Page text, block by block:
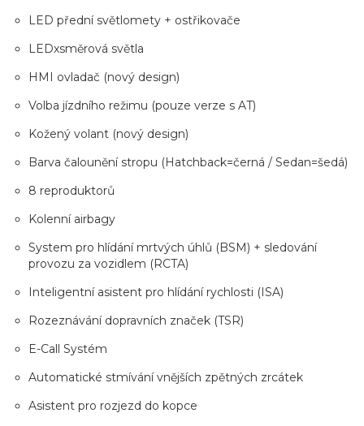
LED přední světlomety + ostřikovače
LEDxsměrová světla
HMI ovladač (nový design)
Volba jízdního režimu (pouze verze s AT)
Kožený volant (nový design)
Barva čalounění stropu (Hatchback=černá / Sedan=šedá)
8 reproduktorů
Kolenní airbagy
System pro hlídání mrtvých úhlů (BSM) + sledování
provozu za vozidlem (RCTA)
Inteligentní asistent pro hlídání rychlosti (ISA)
Rozeznávání dopravních značek (TSR)
E-Call Systém
Automatické stmívání vnějších zpětných zrcátek
Asistent pro rozjezd do kopce